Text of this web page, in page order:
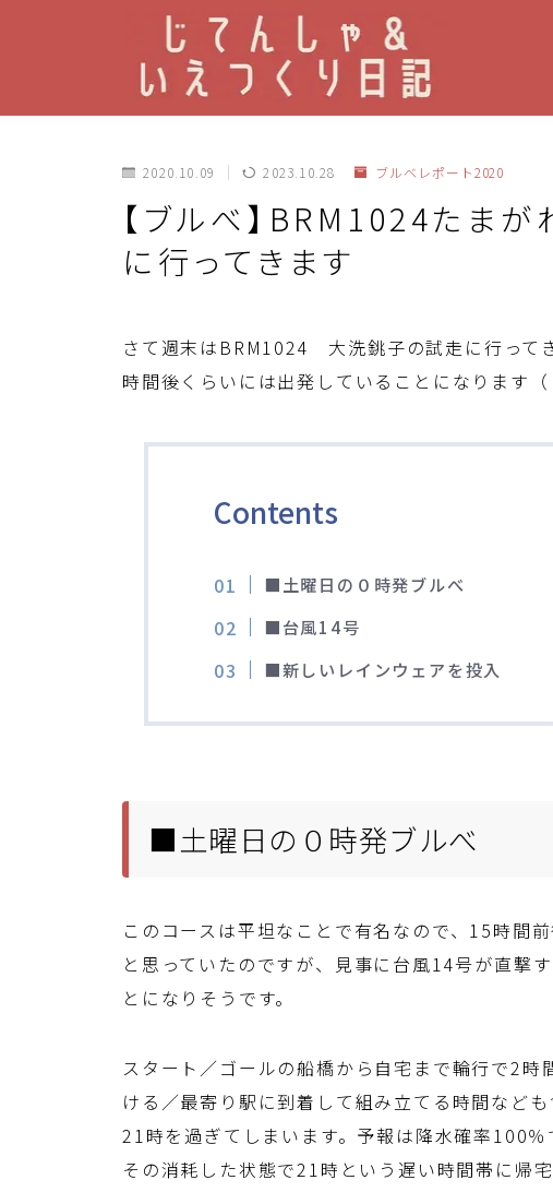
2020.10.09 2023.10.28 ブルベレポート2020
【ブルべ】BRM1024たま
に行ってきます
さて週末はBRM1024 大洗銚子の試走に行って
時間後くらいには出発していることになります
Contents
■土曜日の０時発ブルべ
■台風14号
■新しいレインウェアを投入
■土曜日の０時発ブルべ
このコースは平坦なことで有名なので、15時間
と思っていたのですが、見事に台風14号が直撃
とになりそうです。
スタート／ゴールの船橋から自宅まで輪行で2
ける／最寄り駅に到着して組み立てる時間など
21時を過ぎてしまいます。予報は降水確率100％
その消耗した状態で21時という遅い時間帯に帰